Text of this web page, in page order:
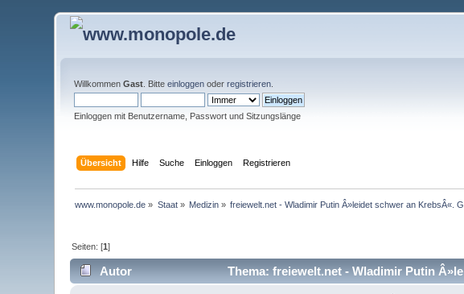
WillkommenGast . Bitteeinloggen oderregistrieren
Einloggen mit Benutzername, Passwort und Sitzungslänge
Übersicht Hilfe Suche Einloggen Registrieren
www.monopole.de » Staat» Medizin » freiewelt.net - Wladimir Putin Â»leidet schwer an KrebsÂ«.
Seiten: [1]
Autor Thema: freiewelt.net - Wladimir Putin